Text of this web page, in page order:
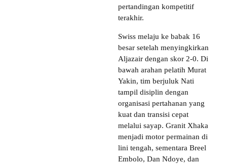
pertandingan kompetitif
terakhir.
Swiss melaju ke babak 16
besar setelah menyingkirkan
Aljazair dengan skor 2-0. Di
bawah arahan pelatih Murat
Yakin, tim berjuluk Nati
tampil disiplin dengan
organisasi pertahanan yang
kuat dan transisi cepat
melalui sayap. Granit Xhaka
menjadi motor permainan di
lini tengah, sementara Breel
Embolo, Dan Ndoye, dan